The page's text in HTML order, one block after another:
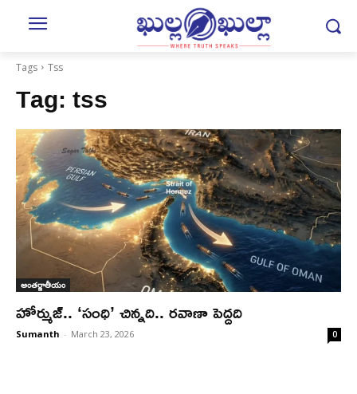
Tags Tss
Tag:tss
అంతర్జాతీయం
హోర్ముజ్.. ‘సంధి’ చిన్నది.. రవాణా పెద్దది
Sumanth - March 23, 2026 0